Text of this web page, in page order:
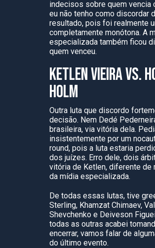
indecisos sobre quem vencia
eu não tenho como discordar
resultado, pois foi realmente
completamente monótona. A
especializada também ficou
quem venceu.
KETLEN VIEIRA VS.
HOLM
Outra luta que discordo
decisão. Nem Dedé
brasileira, via vitória dela.
insistentemente por um
round, pois a luta estaria
dos juízes. Erro dele, dois
vitória de Ketlen, diferente de
da mídia especializada.
De todas essas lutas, tive
Sterling, Khamzat Chimaev,
Shevchenko e Deiveson
todas as outras acabei
encerrar, vamos falar de
do último evento.